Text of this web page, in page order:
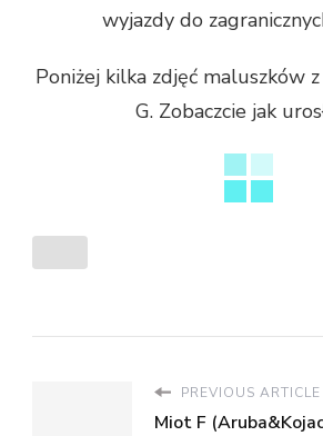
wyjazdy do
Poniżej kilka zdjęć maluszków
G. Zobaczcie jak
PREVIOUS ARTICLE
Miot F